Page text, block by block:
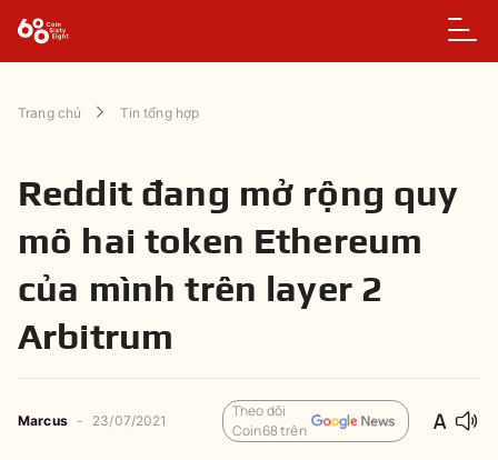
Trang chủ Tin tổng hợp
Reddit đang mở rộng quy
mô hai token Ethereum
của mình trên layer 2
Arbitrum
Marcus - 23/07/2021
Theo dõi
Coin68 trên